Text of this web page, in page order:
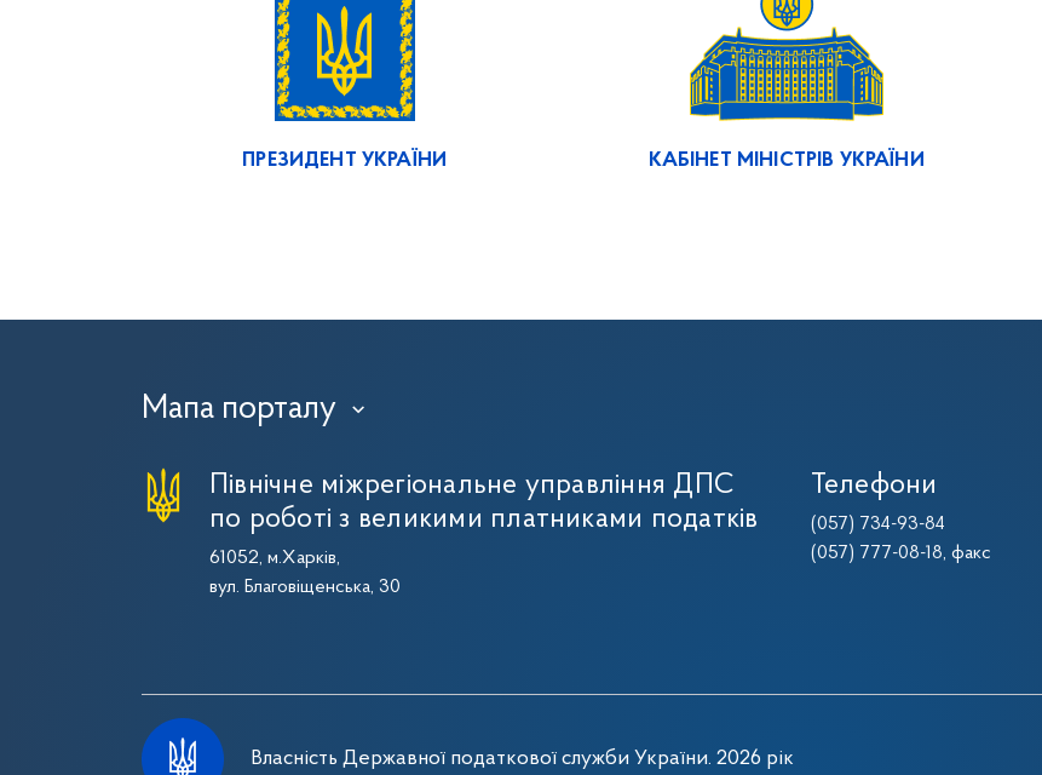
ПРЕЗИДЕНТ УКРАЇНИ КАБІНЕТ МІНІСТРІВ УКРАЇНИ
Мапа порталу ›
Північне міжрегіональне управління ДПС
по роботі з великими платниками податків
61052, м.Харків,
вул. Благовіщенська, 30
Телефони
(057) 734-93-84
(057) 777-08-18, факс
Власність Державної податкової служби України. 2026 рік